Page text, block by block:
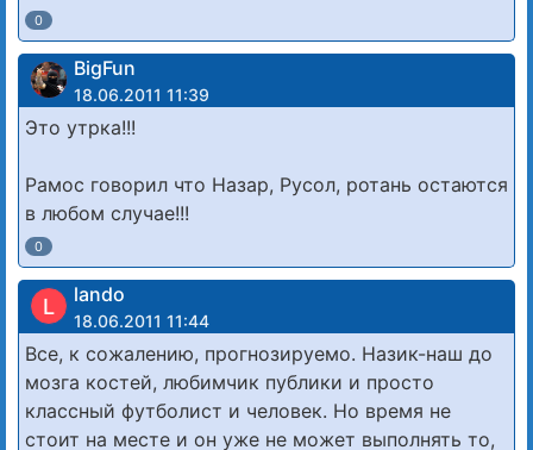
0
BigFun
18.06.2011 11:39
Это утрка!!!
Рамос говорил что Назар, Русол, ротань остаются
в любом случае!!!
0
L lando
18.06.2011 11:44
Все, к сожалению, прогнозируемо. Назик-наш до
мозга костей, любимчик публики и просто
классный футболист и человек. Но время не
стоит на месте и он уже не может выполнять то,